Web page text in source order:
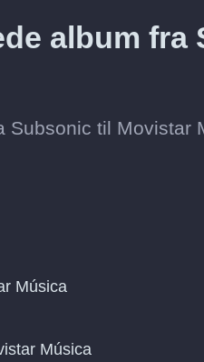
album fra
Subsonic til Movistar
Música
Música